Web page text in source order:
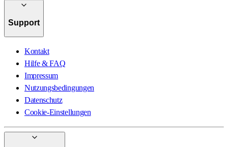
Support
Kontakt
Hilfe & FAQ
Impressum
Nutzungsbedingungen
Datenschutz
Cookie-Einstellungen